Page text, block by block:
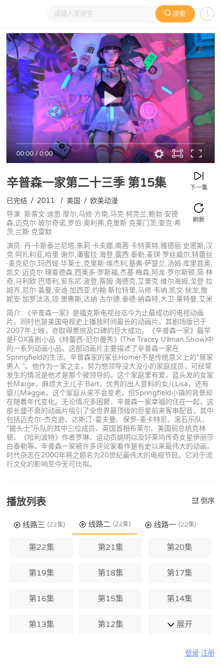
搜索
大家在看 日本动漫 国产动漫 欧美动漫 动漫电影
00:00/0:00
辛普森一家第二十三季第15集 下一集
刷新
已完结 / 2011 / 美国 / 欧美动漫
导演: 斯蒂文·迪恩·摩尔,马修·方南,马克·柯克兰,鲍勃·安德
森,迈克尔·玻尔奇诺,罗伯·奥利弗,克里斯·克莱门茨,查克·希
茨,兰斯·克雷默
演员: 丹·卡斯泰兰尼塔,朱莉·卡夫娜,南茜·卡特莱特,雅德丽·史密斯,汉
克·阿扎利亚,哈里·谢尔,潘蜜拉·海登,露西·泰勒,麦琪·罗丝威尔,特蕾丝
·麦克尼尔,玛西娅·华莱士,克里斯·埃杰利,基弗·萨瑟兰,汤姆·库里其奥,
凯文·迈克尔·理查德森,西奥多·罗斯福,杰基·梅森,阿龙·罗尔斯顿,简·林
奇,马利欧·巴塔利,安东尼·波登,蒂姆·海德克,艾里克·维尔海姆,戈登·拉
姆齐,尼尔·盖曼,安迪·加西亚,约翰·斯拉特里,马修·韦纳,凯文·狄龙,詹
妮安·加罗法洛,琼·里弗斯,达纳·古尔德,泰德·纳森特,大卫·莱特曼,艾米
简介: 《辛普森一家》是福克斯电视台迄今为止最成功的电视动画
片。同时也是美国电视史上播放时间最长的动画片。其剧场版已于
2007年上映，亦取得票房及口碑的巨大成功。《辛普森一家》最早
是FOX喜剧小品《特蕾西-厄尔曼秀》(The Tracey Ullman Show)中
的一系列动画小品。这部动画片主要描述了辛普森一家在
Springfield的生活。辛普森家的家长Homer不是传统意义上的“居家
男人 ”。他作为一家之主，努力想领导没大没小的家庭成员，可经常
发生的情况是他才是那个被领导的。这个家庭里有爱，蓝头发的女家
长Marge，麻烦大王儿子 Bart，优秀的出人意料的女儿Lisa，还有
婴儿Maggie。这个家庭从来不会变老，但Springfield小镇的背景却
在随着年代变化。无论情况多困窘，辛普森一家幸福的住在一起。这
部长盛不衰的动画片吸引了全世界最顶级的巨星前来客串配音，其中
包括迈克尔-杰克逊、达斯汀-霍夫曼、保罗-麦卡特尼、滚石乐队、
“披头士”乐队的其中三位成员、英国首相布莱尔、美国前总统克林
顿、《哈利波特》作者罗琳、运动员姚明以及好莱坞传奇女星伊丽莎
白泰勒等。辛普森一家被许多评论家看作是有史以来最伟大的动画。
时代杂志在2000年将之题名为20世纪最伟大的电视节目。它对于流
行文化的影响至今无可比拟。
播放列表 倒序
线路三 (22集) 线路二 (22集) 线路一 (22集)
第22集 第21集 第20集
第19集 第18集 第17集
第16集 第15集 第14集
第13集 第12集 展开
登录 注册